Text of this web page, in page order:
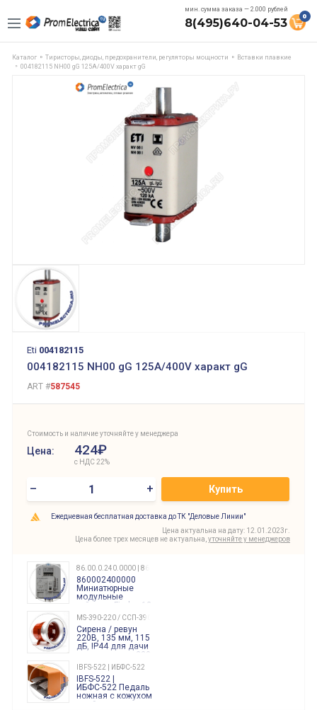
мин. сумма заказа — 2.000 рублей
8(495)640-04-53 0
Каталог Тиристоры, диоды, предохранители, регуляторы мощности
Вставки плавкие
004182115 NH00 gG 125A/400V характ gG
Eti 004182115
004182115 NH00 gG 125A/400V характ gG
ART #587545
Стоимость и наличие уточняйте у менеджера
Цена: 424₽
с НДС 22%
– + Купить
Ежедневная бесплатная доставка до ТК "Деловые Линии"
Цена актуальна на дату: 12.01.2023г.
Цена более трех месяцев не актуальна, уточняйте у менеджеров
86.00.0.240.0000 | 860002400000
860002400000
Миниатюрные
модульные
таймеры Finder, 12-
240 Вольт AC/DC
Finder
86.00.0.240.0000
MS-390-220 / ССП-390 220В
Сирена / ревун
220В, 135 мм, 115
дБ, IP44 для дачи
производства 220
Вольт звук ситены
"пожарная
тревога"
IBFS-522 | ИБФС-522
IBFS-522 |
ИБФС-522 Педаль
ножная с кожухом
двойная,